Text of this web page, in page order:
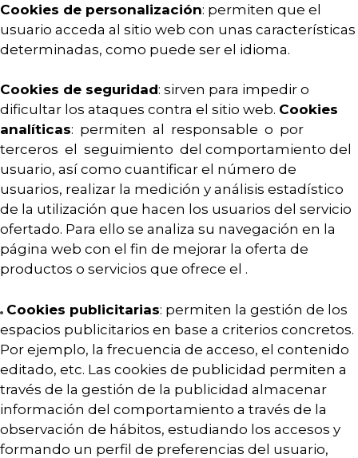
Cookies de personalización: permiten que el
usuario acceda al sitio web con unas características
determinadas, como puede ser el idioma.
Cookies de seguridad: sirven para impedir o
dificultar los ataques contra el sitio web. Cookies
analíticas: permiten al responsable o por
terceros el seguimiento del comportamiento del
usuario, así como cuantificar el número de
usuarios, realizar la medición y análisis estadístico
de la utilización que hacen los usuarios del servicio
ofertado. Para ello se analiza su navegación en la
página web con el fin de mejorar la oferta de
productos o servicios que ofrece el .
Cookies publicitarias: permiten la gestión de los
espacios publicitarios en base a criterios concretos.
Por ejemplo, la frecuencia de acceso, el contenido
editado, etc. Las cookies de publicidad permiten a
través de la gestión de la publicidad almacenar
información del comportamiento a través de la
observación de hábitos, estudiando los accesos y
formando un perfil de preferencias del usuario,